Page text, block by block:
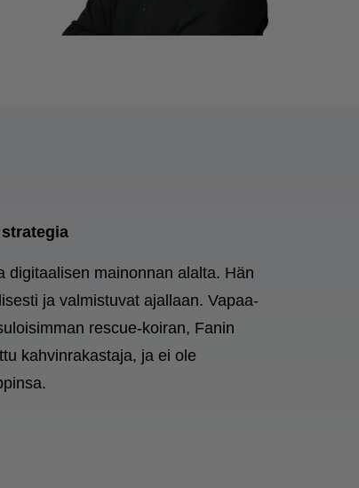
digitaalisen mainonnan alalta. Hän
ja valmistuvat ajallaan. Vapaa-
rescue-koiran, Fanin
kahvinrakastaja, ja ei ole